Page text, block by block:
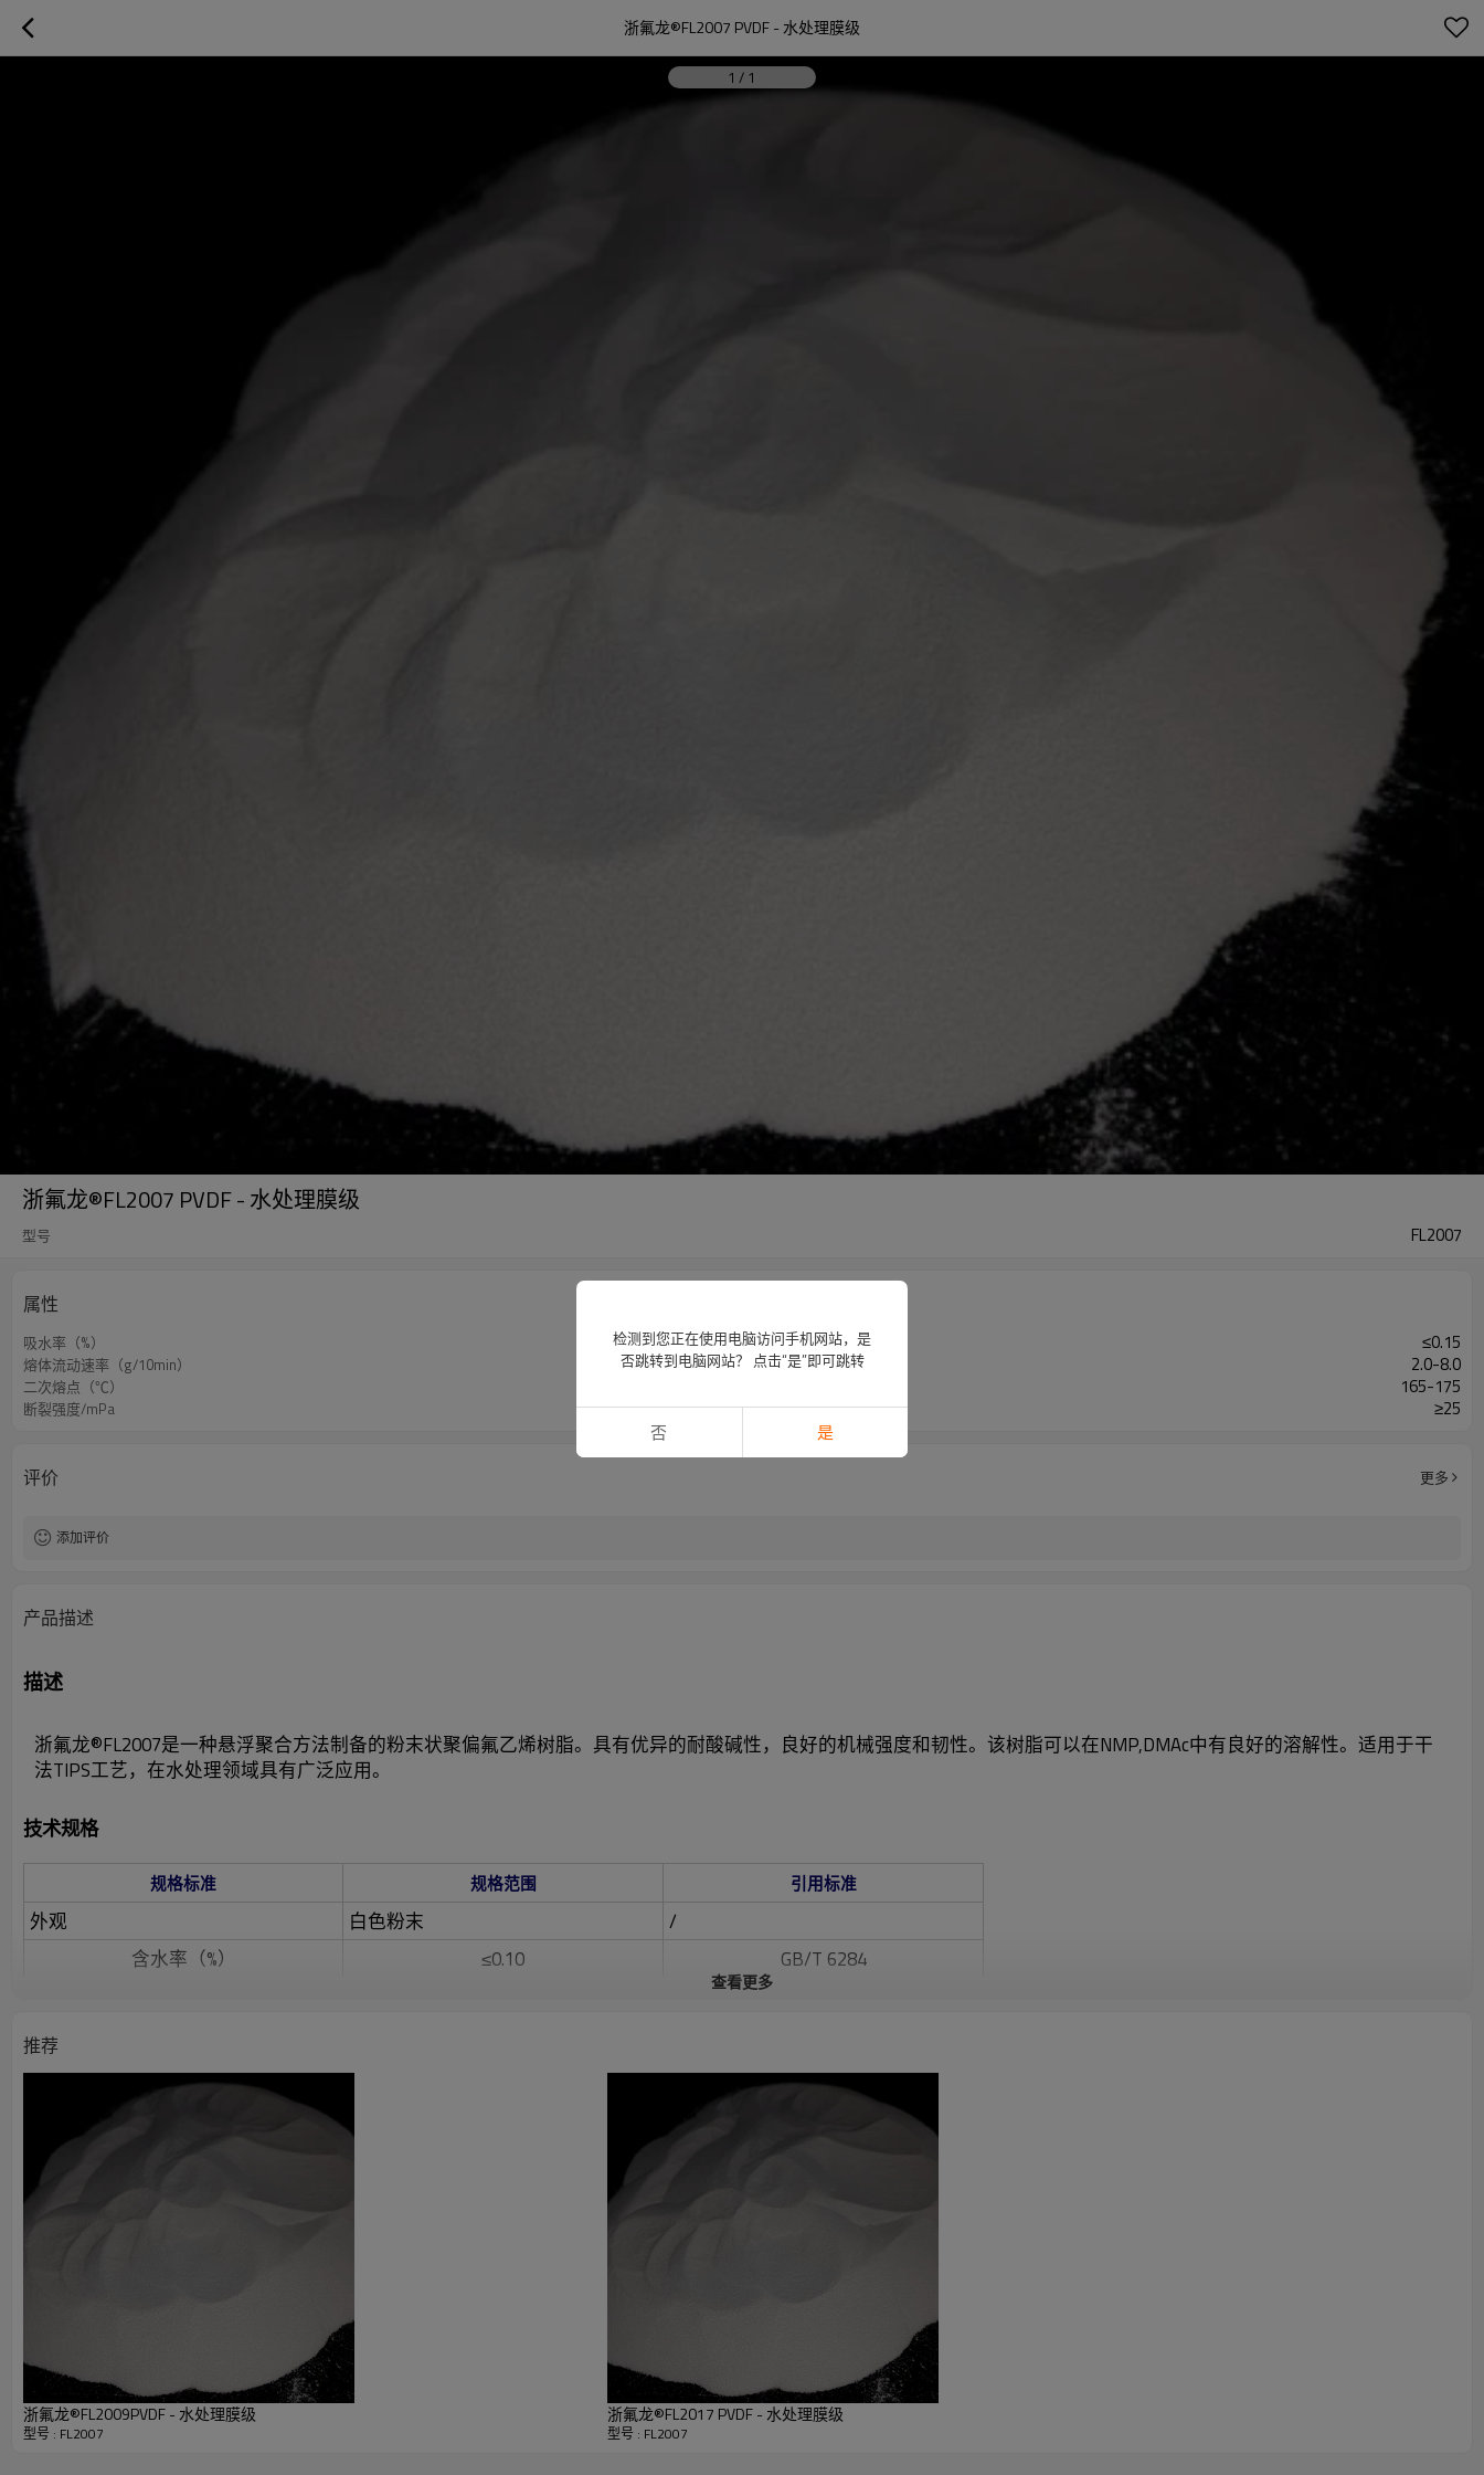
浙氟龙®FL2007 PVDF - 水处理膜级
1 / 1
浙氟龙®FL2007 PVDF - 水处理膜级
型号 FL2007
属性
吸水率（%） ≤0.15
熔体流动速率（g/10min） 2.0-8.0
二次熔点（℃） 165-175
断裂强度/mPa ≥25
评价 更多
添加评价
产品描述
描述
浙氟龙®FL2007是一种悬浮聚合方法制备的粉末状聚偏氟乙烯树脂。具有优异的耐酸碱性，良好的机械强度和韧性。该树脂可以在NMP,DMAc中有良好的溶解性。适用于干
法TIPS工艺，在水处理领域具有广泛应用。
技术规格
规格标准 规格范围 引用标准
外观 白色粉末
/
含水率（%）
≤0.10
GB/T 6284
1gPVDF:9g DMAc,2 号转子,30°C,GB/T
二次熔点（℃）
GB/T 19466
熔体流动速率（g/10min）
查看更多
推荐
浙氟龙®FL2009PVDF - 水处理膜级
型号 : FL2007
浙氟龙®FL2017 PVDF - 水处理膜级
型号 : FL2007
检测到您正在使用电脑访问手机网站，是
否跳转到电脑网站？ 点击“是”即可跳转
否 是